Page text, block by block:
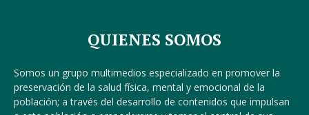
QUIENES SOMOS
Somos un grupo multimedios especializado en promover la
preservación de la salud física, mental y emocional de la
población; a través del desarrollo de contenidos que impulsan